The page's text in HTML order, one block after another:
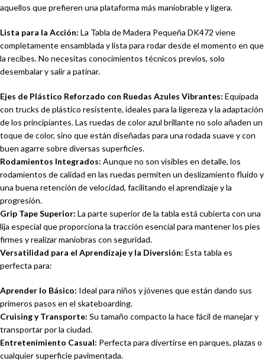
aquellos que prefieren una plataforma más maniobrable y ligera.
Lista para la Acción: La Tabla de Madera Pequeña DK472 viene
completamente ensamblada y lista para rodar desde el momento en que
la recibes. No necesitas conocimientos técnicos previos, solo
desembalar y salir a patinar.
Ejes de Plástico Reforzado con Ruedas Azules Vibrantes: Equipada
con trucks de plástico resistente, ideales para la ligereza y la adaptación
de los principiantes. Las ruedas de color azul brillante no solo añaden un
toque de color, sino que están diseñadas para una rodada suave y con
buen agarre sobre diversas superficies.
Rodamientos Integrados: Aunque no son visibles en detalle, los
rodamientos de calidad en las ruedas permiten un deslizamiento fluido y
una buena retención de velocidad, facilitando el aprendizaje y la
progresión.
Grip Tape Superior: La parte superior de la tabla está cubierta con una
lija especial que proporciona la tracción esencial para mantener los pies
firmes y realizar maniobras con seguridad.
Versatilidad para el Aprendizaje y la Diversión: Esta tabla es
perfecta para:
Aprender lo Básico: Ideal para niños y jóvenes que están dando sus
primeros pasos en el skateboarding.
Cruising y Transporte: Su tamaño compacto la hace fácil de manejar y
transportar por la ciudad.
Entretenimiento Casual: Perfecta para divertirse en parques, plazas o
cualquier superficie pavimentada.